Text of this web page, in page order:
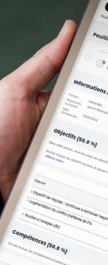
Consulting